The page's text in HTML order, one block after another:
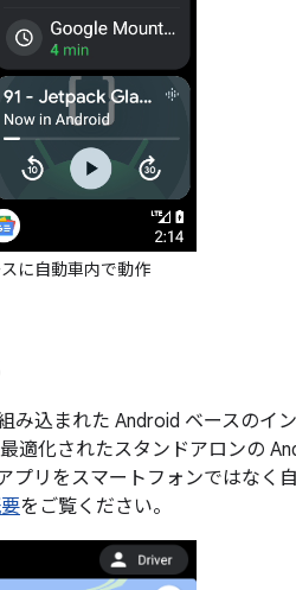
に自動車内で動作
込まれた Android ベースのイ
適化されたスタンドアロンの
プリをスマートフォンではなく
をご覧ください。